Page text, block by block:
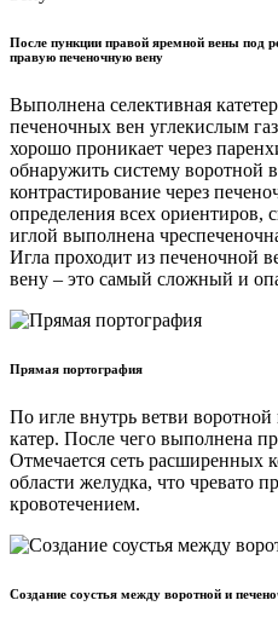
После пункции правой яремной вены под
правую печеночную вену
Выполнена селективная
печеночных вен углекислым
хорошо проникает через
обнаружить систему воротной
контрастирование через
определения всех ориентиров,
иглой выполнена
Игла проходит из печеночной
вену – это самый сложный и
Прямая портография
По игле внутрь ветви
катер. После чего выполнена
Отмечается сеть расширенных
области желудка, что чревато
кровотечением.
Создание соустья между воротной и